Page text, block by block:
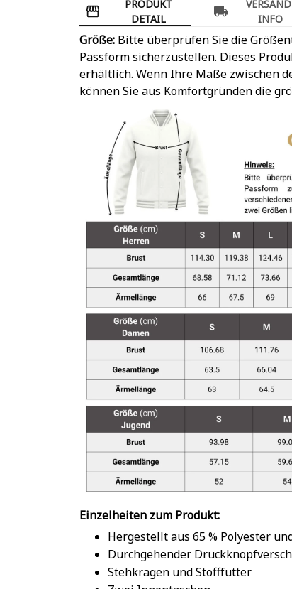
PRODUKT
DETAIL
INFO
Größe: Bitte überprüfen Sie die
Passform sicherzustellen. Dieses
erhältlich. Wenn Ihre Maße zwischen
können Sie aus Komfortgründen die
Einzelheiten zum Produkt:
Hergestellt aus 65 % Polyester
Durchgehender
Stehkragen und Stofffutter